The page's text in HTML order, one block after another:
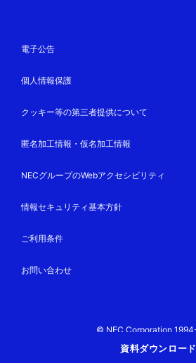
資料ダウンロー
電子公告
個人情報保護
クッキー等の第三者提供について
匿名加工情報・仮名加工情報
NECグループのWebアクセシビリティ
情報セキュリティ基本方針
ご利用条件
お問い合わせ
© NEC Corporation